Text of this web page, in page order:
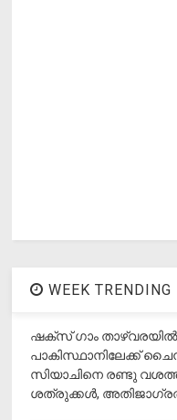
WEEK TRENDING
ഷക്സ് ​ഗാം
പാകിസ്ഥാനിലേക്ക്
സിയാചിനെ രണ്ടു
ശത്രുക്കൾ,